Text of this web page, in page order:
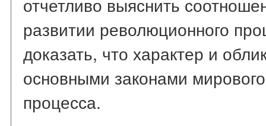
развитии революционного
доказать, что характер и
основными законами
процесса.